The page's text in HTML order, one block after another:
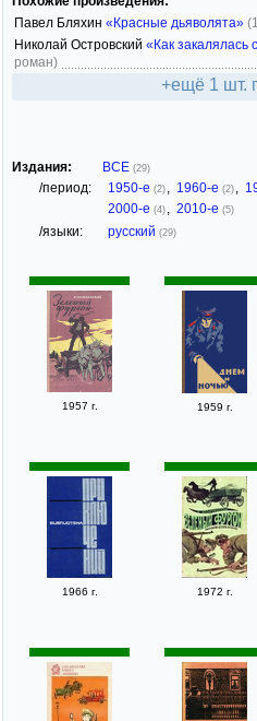
Павел Бляхин «Красные дьяволята»
Николай Островский «Как закалялась
роман)
+ещё 1 шт.
Издания: ВСЕ (29)
/период: 1950-е (2) , 1960-е (2) ,
2000-е (4) , 2010-е (5)
/языки: русский (29)
1957 г. 1959 г.
1966 г. 1972 г.